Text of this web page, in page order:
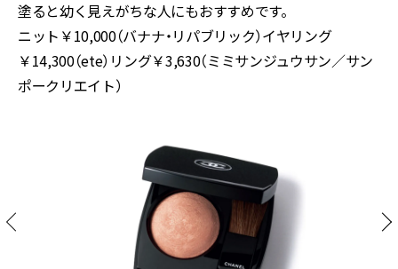
塗ると幼く見えがちな人にもおすすめです。
ニット￥10,000（バナナ・リパブリック）イヤリング
￥14,300（ete）リング￥3,630（ミミサンジュウサン／サン
ポークリエイト）